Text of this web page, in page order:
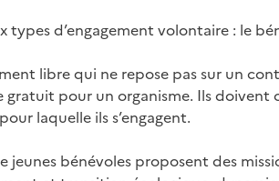
types d’engagement volontaire : le
libre qui ne repose pas sur un
pour un organisme. Ils doivent
laquelle ils s’engagent.
jeunes bénévoles proposent des